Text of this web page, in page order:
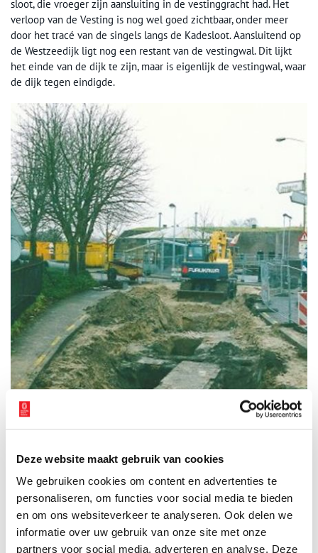
Deze website maakt gebruik van cookies
We gebruiken cookies om content en advertenties te
personaliseren, om functies voor social media te bieden
en om ons websiteverkeer te analyseren. Ook delen we
informatie over uw gebruik van onze site met onze
partners voor social media, adverteren en analyse. Deze
sloot, die vroeger zijn aansluiting in de vestinggracht had. Het
verloop van de Vesting is nog wel goed zichtbaar, onder meer
door het tracé van de singels langs de Kadesloot. Aansluitend op
de Westzeedijk ligt nog een restant van de vestingwal. Dit lijkt
het einde van de dijk te zijn, maar is eigenlijk de vestingwal, waar
de dijk tegen eindigde.
Fundamenten Naarderpoort bij het Vestingplein naast de Kazerne.
Verborgen vestingverleden
Er is nog meer verborgen vestinggeschiedenis te vinden. Op de